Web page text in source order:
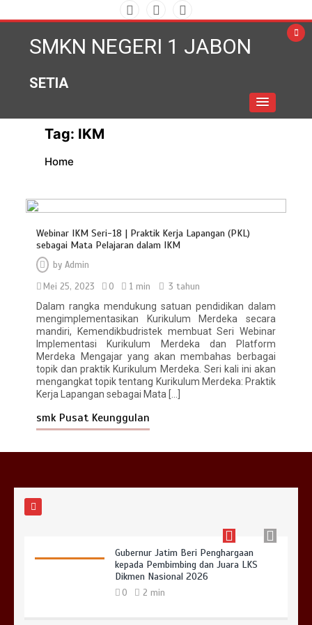
to
contentSMKN NEGERI 1 JABON
SETIA
Tag: IKM
Home
Webinar IKM Seri-18 | Praktik Kerja Lapangan (PKL)
sebagai Mata Pelajaran dalam IKM
byAdmin
Mei 25, 2023
0 1 min
3 tahun
Dalam rangka mendukung satuan pendidikan dalam
mengimplementasikan Kurikulum Merdeka secara
mandiri, Kemendikbudristek membuat Seri Webinar
Implementasi Kurikulum Merdeka dan Platform
Merdeka Mengajar yang akan membahas berbagai
topik dan praktik Kurikulum Merdeka. Seri kali ini akan
mengangkat topik tentang Kurikulum Merdeka: Praktik
Kerja Lapangan sebagai Mata […]
smk Pusat Keunggulan
SMKN 1 Jabon Wakili Jawa Timur di
LKS Nasional 2026 Bidang Mobile
Robotics
0 2 min
Gubernur Jatim Beri Penghargaan
kepada Pembimbing dan Juara LKS
Dikmen Nasional 2026
0 2 min